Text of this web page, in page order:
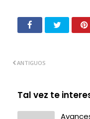
ANTIGUOS
Tal vez te